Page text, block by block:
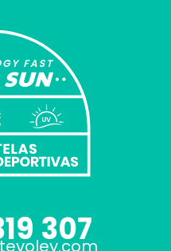
307